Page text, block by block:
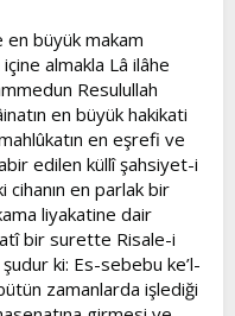
en büyük makam
almakla Lâ ilâhe
Resulullah
en büyük hakikati
en eşrefi ve
edilen küllî şahsiyet-i
cihanın en parlak bir
liyakatine dair
bir surette Risale-i
ki: Es-sebebu ke’l-
zamanlarda işlediği